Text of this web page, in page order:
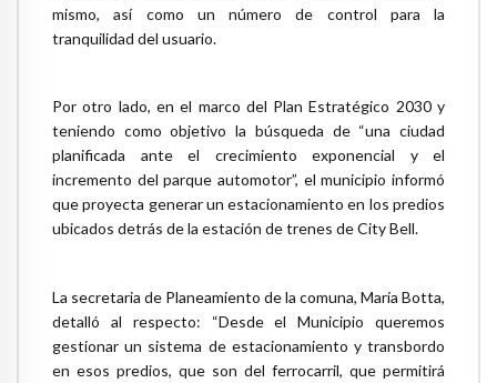
mismo, así como un número de control para la
tranquilidad del usuario.
Por otro lado, en el marco del Plan Estratégico 2030 y
teniendo como objetivo la búsqueda de “una ciudad
planificada ante el crecimiento exponencial y el
incremento del parque automotor”, el municipio informó
que proyecta generar un estacionamiento en los predios
ubicados detrás de la estación de trenes de City Bell.
La secretaria de Planeamiento de la comuna, María Botta,
detalló al respecto: “Desde el Municipio queremos
gestionar un sistema de estacionamiento y transbordo
en esos predios, que son del ferrocarril, que permitirá